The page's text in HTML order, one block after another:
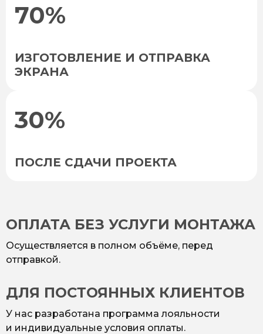
70%
ИЗГОТОВЛЕНИЕ И ОТПРАВКА
ЭКРАНА
30%
ПОСЛЕ СДАЧИ ПРОЕКТА
ОПЛАТА БЕЗ УСЛУГИ МОНТАЖА
Осуществляется в полном объёме, перед
отправкой.
ДЛЯ ПОСТОЯННЫХ КЛИЕНТОВ
У нас разработана программа лояльности
и индивидуальные условия оплаты.